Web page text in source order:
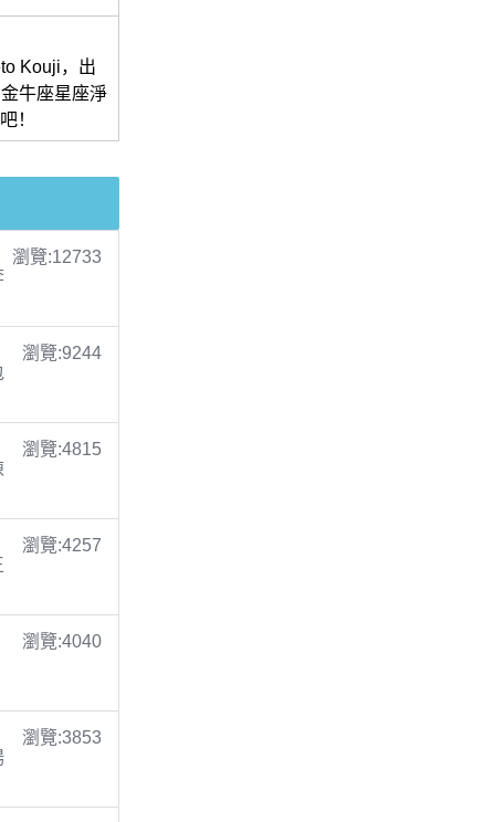
Kouji，出
牛座星座淨
！
瀏覽:12733
瀏覽:9244
瀏覽:4815
瀏覽:4257
瀏覽:4040
瀏覽:3853